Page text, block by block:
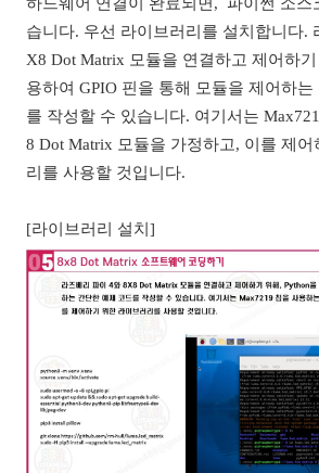
습니다. 우선 라이브러리를 설치합니다.
X8 Dot Matrix 모듈을 연결하고 제어하
용하여 GPIO 핀을 통해 모듈을 제어하는
를 작성할 수 있습니다. 여기서는
8 Dot Matrix 모듈을 가정하고, 이를 제어
리를 사용할 것입니다.
[라이브러리 설치]